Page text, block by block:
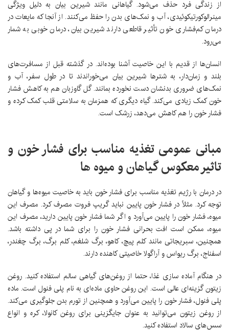
از زندگی فرد حذف می‌شود. گیاهانی مانند شیرین بیان به دلیل ویژگی
مینرالوکورتیکوئیدی، آب و نمک‌های بدن را حفظ می‌کنند. از آنجا که مایعات در
درمان کم‌فشاری خون تأثیر قاطعی دارند شیرین بیان، درمان خوبی به شمار
می‌رود.
انسان‌ها از قدیم با این خاصیت آشنا بوده‌اند. در گذشته قبل از مسافرت‌های
بلند و زمان‌دار، به شترها شیرین بیان می‌خوراندند تا در طول سفر، آب و
نمک‌های ضروری بدنشان دست نخورده بمانند. گل گاوزبان هم به کاهش فشار
خون کمک زیادی می‌کند. گیاه دیگری که همزمان به سلامتی قلب کمک کرده و
فشار خون را هم کاهش می‌دهد، زرشک است.
مبانی عمومی تغذیه مناسب برای فشار خون و
تاثیر معکوس گیاهان و میوه ها
در درمان با رژیم تغذیه مناسب برای فشار خون باید به خاصیت میوه‌ها و گیاهان
توجه کرد. مثلاً در فشار خون پایین نباید گریپ فروت مصرف کرد. مصرف این
میوه، فشار خون را پایین می‌آورد و اگر شما فشار خون پایین دارید، مصرف این
میوه، ممکن است افت بحرانی فشار خون را برای شما در پی داشته باشد.
همچنین، سبریجاتی مانند کلم پیچ، کاهو، برگ شلغم، کلم برگ، برگ چغندر،
اسفناج، برگ ریواس و آراگولا خاصیتی کاهنده دارند.
در هنگام آماده سازی غذا، حتما از روغن‌های گیاهی سالم استفاده کنید. روغن
زیتون گزینه‌ای عالی است. این روغن حاوی ماده‌ای به نام پلی فنول است. ماده
پلی فنول، فشار خون را پایین می‌آورد و همچنین از تورم بدن جلوگیری می‌کند.
از روغن زیتون می‌توانید به عنوان جایگزینی برای روغن کانولا، کره و انواع
سس‌های سالاد استفاده کنید.